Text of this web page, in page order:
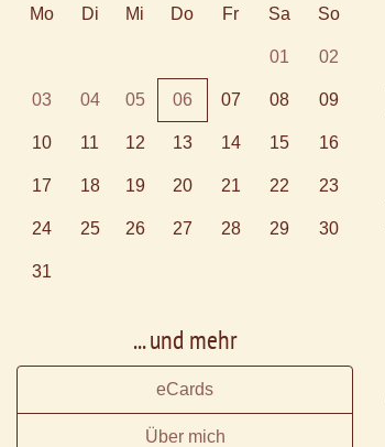
Mo Di Mi Do Fr Sa So
01 02
03 04 05 06 07 08 09
10 11 12 13 14 15 16
17 18 19 20 21 22 23
24 25 26 27 28 29 30
31
... und mehr
eCards
Über mich